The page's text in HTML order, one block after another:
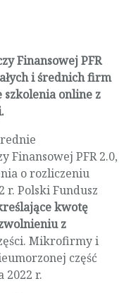
Finansowej PFR
i średnich firm
szkolenia online z
Finansowej PFR 2.0,
o rozliczeniu
r. Polski Fundusz
kwotę
z
Mikrofirmy i
część
2022 r.